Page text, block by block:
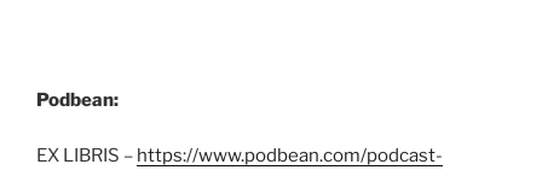
Podbean:
EX LIBRIS – https://www.podbean.com/podcast-